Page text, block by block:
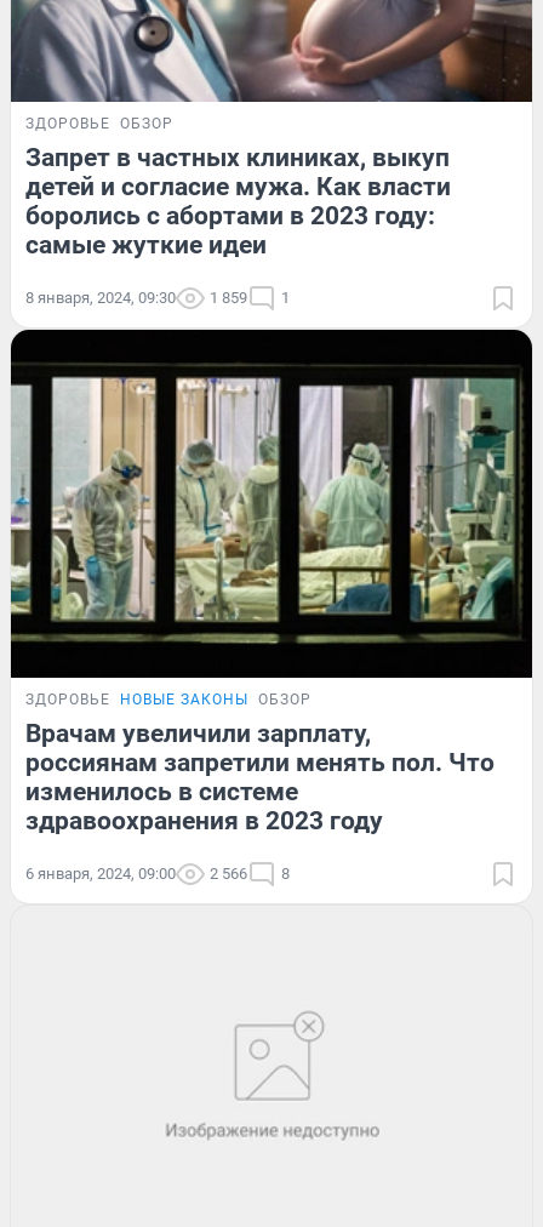
ЗДОРОВЬЕ ОБЗОР
Запрет в частных клиниках, выкуп
детей и согласие мужа. Как власти
боролись с абортами в 2023 году:
самые жуткие идеи
8 января, 2024, 09:30 1 859 1
ЗДОРОВЬЕ НОВЫЕ ЗАКОНЫ ОБЗОР
Врачам увеличили зарплату,
россиянам запретили менять пол. Что
изменилось в системе
здравоохранения в 2023 году
6 января, 2024, 09:00 2 566 8